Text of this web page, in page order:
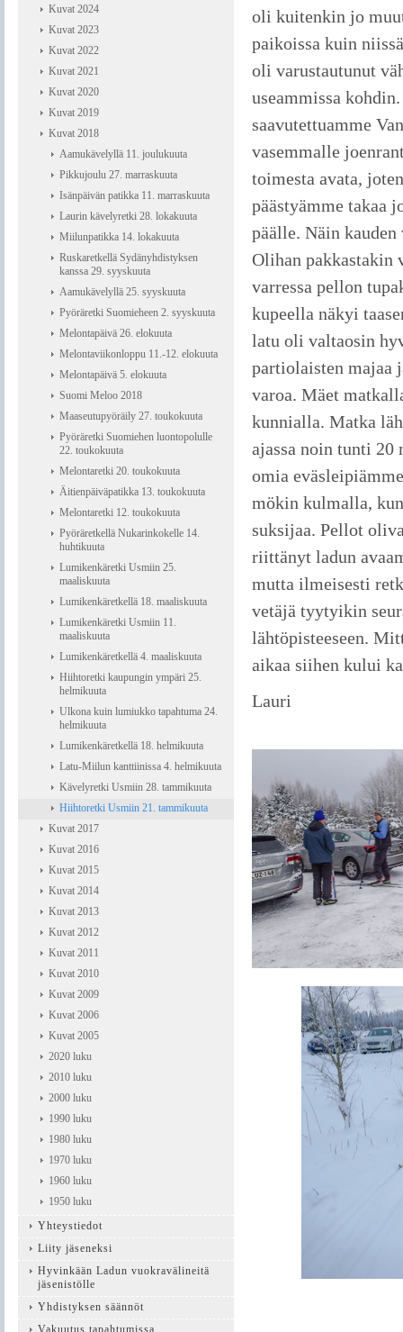
oli kuitenkin jo
paikoissa kuin
oli varustautunut
useammissa
saavutettuamme
vasemmalle
toimesta avata,
päästyämme takaa
päälle. Näin kauden
Olihan pakkastakin
varressa pellon
kupeella näkyi
latu oli valtaosin
partiolaisten majaa
varoa. Mäet
kunnialla. Matka
ajassa noin tunti
omia
mökin kulmalla,
suksijaa. Pellot
riittänyt ladun
mutta ilmeisesti
vetäjä tyytyikin
lähtöpisteeseen.
aikaa siihen kului
Lauri
Kuvat 2024
Kuvat 2023
Kuvat 2022
Kuvat 2021
Kuvat 2020
Kuvat 2019
Kuvat 2018
Aamukävelyllä 11. joulukuuta
Pikkujoulu 27. marraskuuta
Isänpäivän patikka 11. marraskuuta
Laurin kävelyretki 28. lokakuuta
Miilunpatikka 14. lokakuuta
Ruskaretkellä Sydänyhdistyksen
kanssa 29. syyskuuta
Aamukävelyllä 25. syyskuuta
Pyöräretki Suomieheen 2. syyskuuta
Melontapäivä 26. elokuuta
Melontaviikonloppu 11.-12. elokuuta
Melontapäivä 5. elokuuta
Suomi Meloo 2018
Maaseutupyöräily 27. toukokuuta
Pyöräretki Suomiehen luontopolulle
22. toukokuuta
Melontaretki 20. toukokuuta
Äitienpäiväpatikka 13. toukokuuta
Melontaretki 12. toukokuuta
Pyöräretkellä Nukarinkokelle 14.
huhtikuuta
Lumikenkäretki Usmiin 25.
maaliskuuta
Lumikenkäretkellä 18. maaliskuuta
Lumikenkäretki Usmiin 11.
maaliskuuta
Lumikenkäretkellä 4. maaliskuuta
Hiihtoretki kaupungin ympäri 25.
helmikuuta
Ulkona kuin lumiukko tapahtuma 24.
helmikuuta
Lumikenkäretkellä 18. helmikuuta
Latu-Miilun kanttiinissa 4. helmikuuta
Kävelyretki Usmiin 28. tammikuuta
Hiihtoretki Usmiin 21. tammikuuta
Kuvat 2017
Kuvat 2016
Kuvat 2015
Kuvat 2014
Kuvat 2013
Kuvat 2012
Kuvat 2011
Kuvat 2010
Kuvat 2009
Kuvat 2006
Kuvat 2005
2020 luku
2010 luku
2000 luku
1990 luku
1980 luku
1970 luku
1960 luku
1950 luku
Yhteystiedot
Liity jäseneksi
Hyvinkään Ladun vuokravälineitä
jäsenistölle
Yhdistyksen säännöt
Vakuutus tapahtumissa